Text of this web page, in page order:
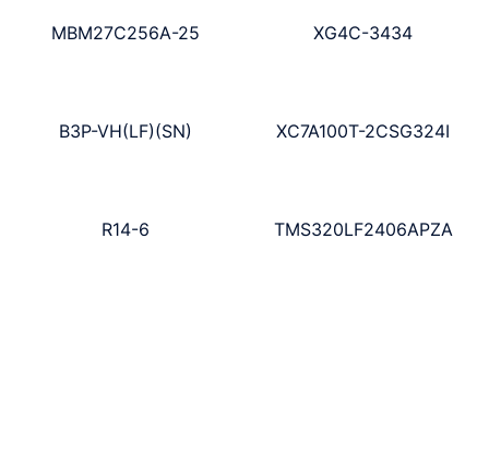
MBM27C256A-25 XG4C-3434
B3P-VH(LF)(SN) XC7A100T-2CSG324I
R14-6 TMS320LF2406APZA